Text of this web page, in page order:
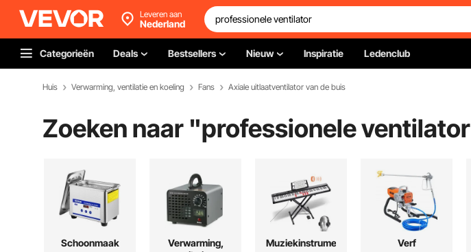
Leveren aan
Nederland
Categorieën Deals Bestsellers Nieuw Inspiratie Ledenclub
Huis Verwarming, ventilatie en koeling Fans Axiale uitlaatventilator van de buis
Zoeken naar "professionele ventilator
Schoonmaak
Verwarming,
Muziekinstrumenten Verf